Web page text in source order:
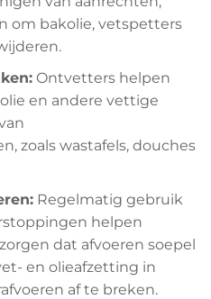
om bakolie, vetspetters
Ontvetters helpen
en andere vettige
zoals wastafels, douches
Regelmatig gebruik
helpen
dat afvoeren soepel
en olieafzetting in
af te breken.